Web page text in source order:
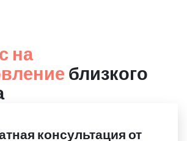
на
близкого
консультация от